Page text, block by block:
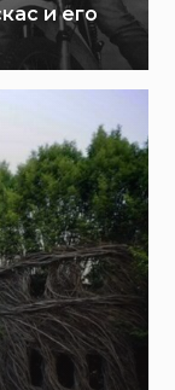
и его